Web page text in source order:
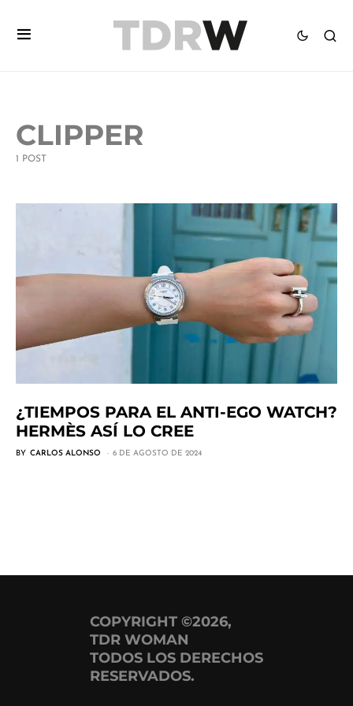
CLIPPER
1 POST
¿TIEMPOS PARA EL ANTI-EGO WATCH?
HERMÈS ASÍ LO CREE
BY CARLOS ALONSO 6 DE AGOSTO DE 2024
COPYRIGHT ©2026,
TDR WOMAN
TODOS LOS DERECHOS
RESERVADOS.